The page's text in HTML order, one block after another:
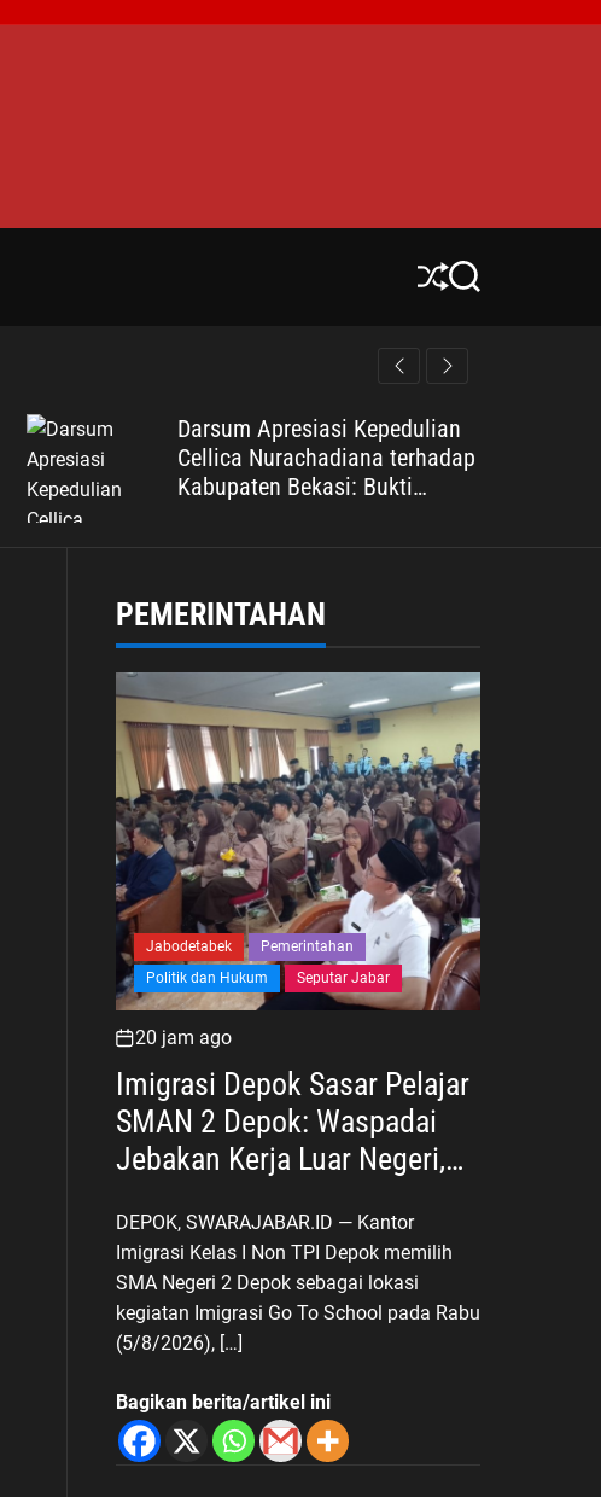
S
S
r
Darsum Apresiasi Kepedulian
Cellica Nurachadiana terhadap
Kabupaten Bekasi: Bukti
PEMERINTAHAN
Jabodetabek
Pemerintahan
Politik dan Hukum
Seputar Jabar
20 jam ago
Imigrasi Depok Sasar Pelajar
SMAN 2 Depok: Waspadai
Jebakan Kerja Luar Negeri,
Depan
DEPOK, SWARAJABAR.ID — Kantor
Imigrasi Kelas I Non TPI Depok memilih
SMA Negeri 2 Depok sebagai lokasi
kegiatan Imigrasi Go To School pada Rabu
(5/8/2026), […]
Bagikan berita/artikel ini